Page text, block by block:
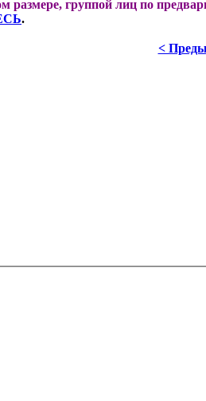
размере, группой лиц по
.
<